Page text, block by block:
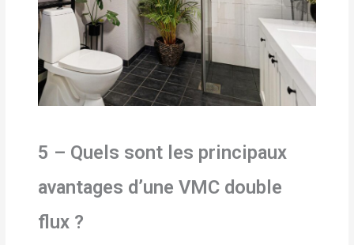
5 – Quels sont les principaux
avantages d’une VMC double
flux ?